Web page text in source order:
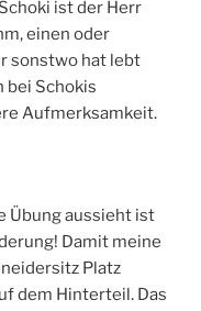
ist der Herr
einen oder
sonstwo hat lebt
bei Schokis
Aufmerksamkeit.
Übung aussieht ist
Damit meine
Platz
dem Hinterteil. Das